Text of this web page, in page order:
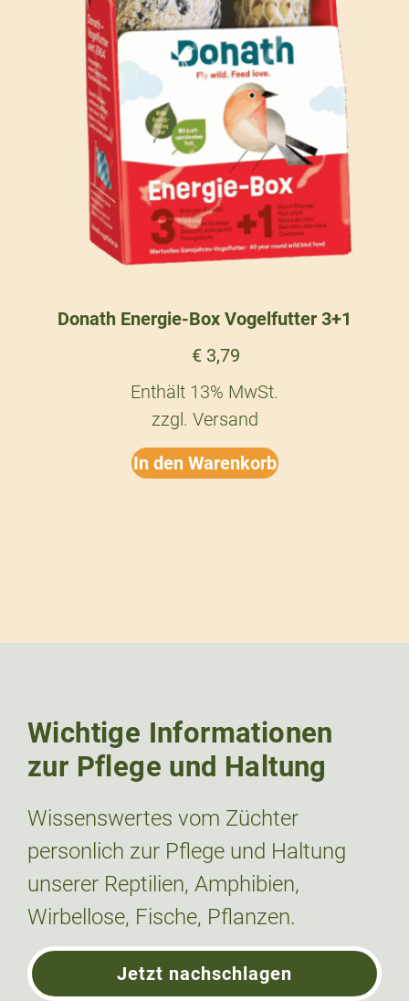
Donath Energie-Box Vogelfutter 3+1
€ 3,79
Enthält 13% MwSt.
zzgl. Versand
In den Warenkorb
Wichtige Informationen
zur Pflege und Haltung
Wissenswertes vom Züchter
personlich zur Pflege und Haltung
unserer Reptilien, Amphibien,
Wirbellose, Fische, Pflanzen.
Jetzt nachschlagen